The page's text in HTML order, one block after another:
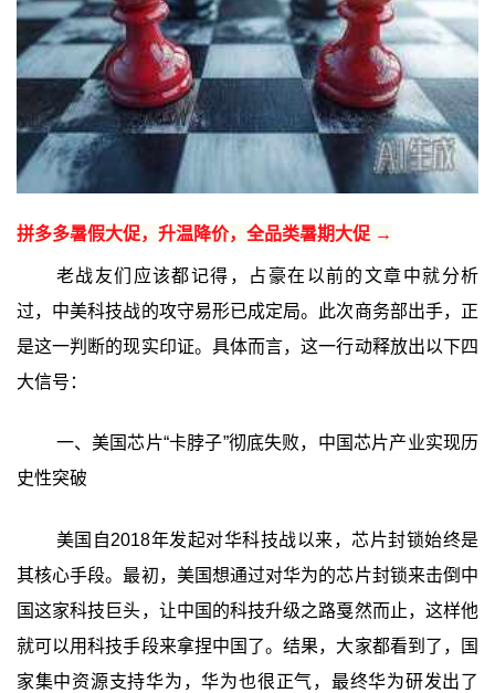
拼多多暑假大促，升温降价，全品类暑期大促 →
老战友们应该都记得，占豪在以前的文章中就分析
过，中美科技战的攻守易形已成定局。此次商务部出手，正
是这一判断的现实印证。具体而言，这一行动释放出以下四
大信号：
一、美国芯片“卡脖子”彻底失败，中国芯片产业实现历
史性突破
美国自2018年发起对华科技战以来，芯片封锁始终是
其核心手段。最初，美国想通过对华为的芯片封锁来击倒中
国这家科技巨头，让中国的科技升级之路戛然而止，这样他
就可以用科技手段来拿捏中国了。结果，大家都看到了，国
家集中资源支持华为，华为也很正气，最终华为研发出了